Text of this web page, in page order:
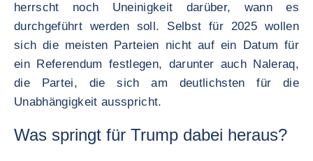
herrscht noch Uneinigkeit darüber, wann es
durchgeführt werden soll. Selbst für 2025 wollen
sich die meisten Parteien nicht auf ein Datum für
ein Referendum festlegen, darunter auch Naleraq,
die Partei, die sich am deutlichsten für die
Unabhängigkeit ausspricht.
Was springt für Trump dabei heraus?